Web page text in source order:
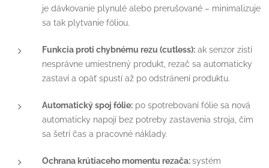
je dávkovanie plynulé alebo prerušované – minimalizuje
sa tak plytvanie fóliou.
Funkcia proti chybnému rezu (cutless): ak senzor zistí
nesprávne umiestnený produkt, rezač sa automaticky
zastaví a opäť spustí až po odstránení produktu.
Automatický spoj fólie: po spotrebovaní fólie sa nová
automaticky napojí bez potreby zastavenia stroja, čím
sa šetrí čas a pracovné náklady.
Ochrana krútiaceho momentu rezača:systém